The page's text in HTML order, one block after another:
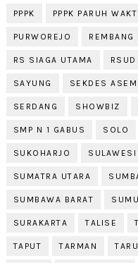
PPPK PPPK PARUH
PURWOREJO REMBANG
RS SIAGA UTAMA
SAYUNG SEKDES
SERDANG SHOWBIZ
SMP N 1 GABUS SOLO
SUKOHARJO SULAWESI
SUMATRA UTARA
SUMBAWA BARAT
SURAKARTA TALISE
TAPUT TARMAN